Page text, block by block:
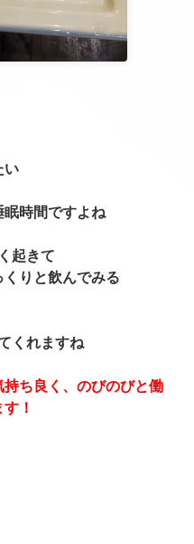
い
時間ですよね
起きて
りと飲んでみる
くれますね
ち良く、のびのびと働
！